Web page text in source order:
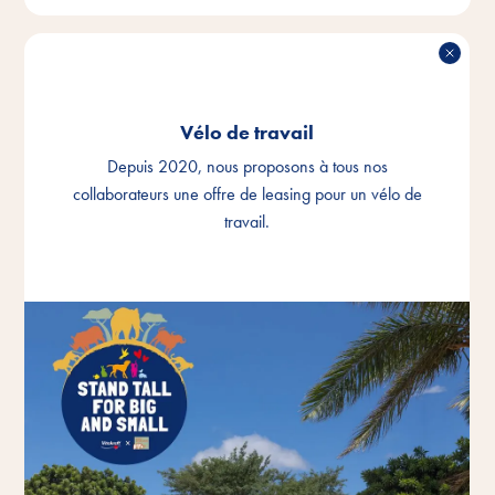
Vélo de travail
Depuis 2020, nous proposons à tous nos
collaborateurs une offre de leasing pour un vélo de
travail.